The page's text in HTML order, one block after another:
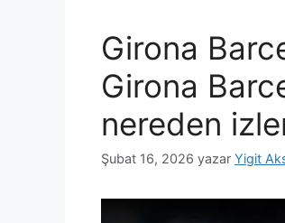
Girona
Girona
nereden
Şubat 16, 2026 yazar Yigit